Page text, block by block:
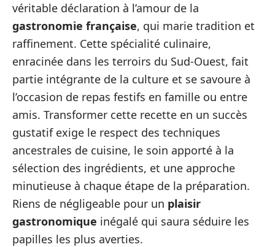
véritable déclaration à l’amour de la
gastronomie française, qui marie tradition et
raffinement. Cette spécialité culinaire,
enracinée dans les terroirs du Sud-Ouest, fait
partie intégrante de la culture et se savoure à
l’occasion de repas festifs en famille ou entre
amis. Transformer cette recette en un succès
gustatif exige le respect des techniques
ancestrales de cuisine, le soin apporté à la
sélection des ingrédients, et une approche
minutieuse à chaque étape de la préparation.
Riens de négligeable pour un plaisir
gastronomique inégalé qui saura séduire les
papilles les plus averties.